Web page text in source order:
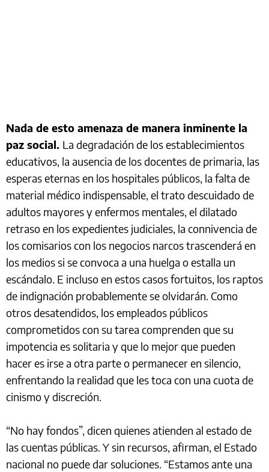
Nada de esto amenaza de manera inminente la
paz social. La degradación de los establecimientos
educativos, la ausencia de los docentes de primaria, las
esperas eternas en los hospitales públicos, la falta de
material médico indispensable, el trato descuidado de
adultos mayores y enfermos mentales, el dilatado
retraso en los expedientes judiciales, la connivencia de
los comisarios con los negocios narcos trascenderá en
los medios si se convoca a una huelga o estalla un
escándalo. E incluso en estos casos fortuitos, los raptos
de indignación probablemente se olvidarán. Como
otros desatendidos, los empleados públicos
comprometidos con su tarea comprenden que su
impotencia es solitaria y que lo mejor que pueden
hacer es irse a otra parte o permanecer en silencio,
enfrentando la realidad que les toca con una cuota de
cinismo y discreción.
“No hay fondos”, dicen quienes atienden al estado de
las cuentas públicas. Y sin recursos, afirman, el Estado
nacional no puede dar soluciones. “Estamos ante una